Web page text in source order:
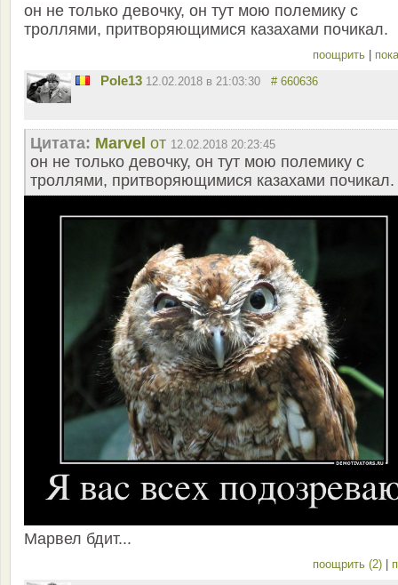
он не только девочку, он тут мою полемику с
троллями, притворяющимися казахами почикал.
поощрить
Pole13 12.02.2018 в 21:03:30 # 660636
Цитата: Marvel от 12.02.2018 20:23:45
он не только девочку, он тут мою полемику с
троллями, притворяющимися казахами почикал.
Марвел бдит...
поощрить (2) |